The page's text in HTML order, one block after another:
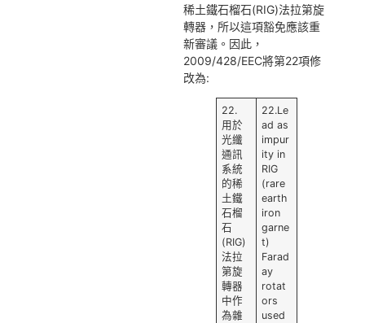
稀土鐵石榴石(RIG)法拉第旋
轉器，所以這項豁免應該重
新審議。因此，
2009/428/EEC將第22項修
改為:
22.
用於
光纖
通訊
系統
的稀
土鐵
石榴
石
(RIG)
法拉
第旋
轉器
中作
為雜
22.Le
ad as
impur
ity in
RIG
(rare
earth
iron
garne
t)
Farad
ay
rotat
ors
used